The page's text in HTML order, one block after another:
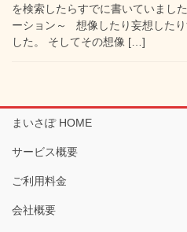
を検索したらすでに書いていま
ーション～ 想像したり妄想した
した。 そしてその想像 […]
まいさぽ HOME
サービス概要
ご利用料金
会社概要